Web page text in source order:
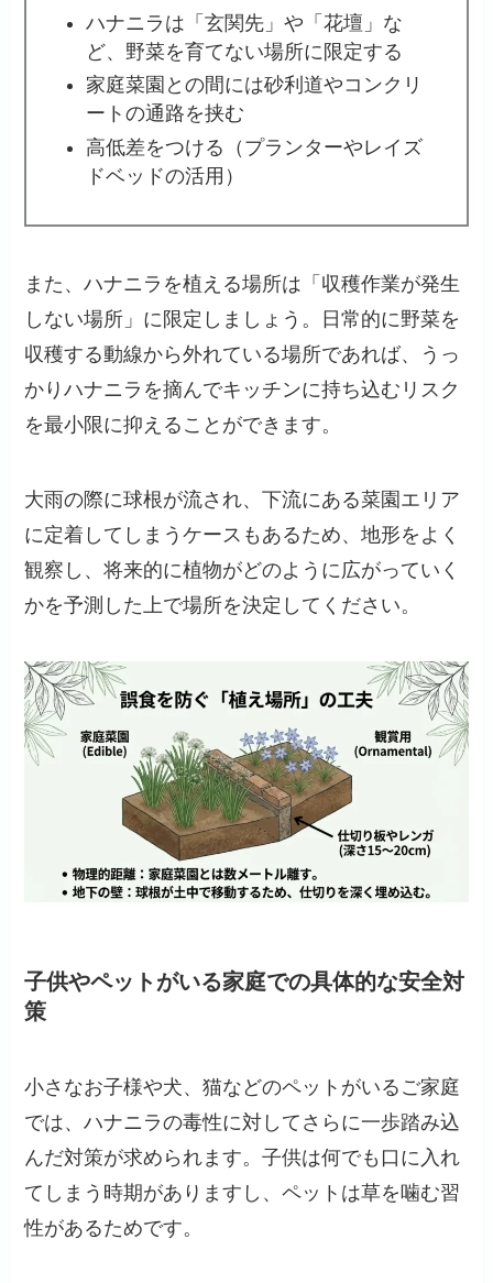
ハナニラは「玄関先」や「花壇」な
ど、野菜を育てない場所に限定する
家庭菜園との間には砂利道やコンクリ
ートの通路を挟む
高低差をつける（プランターやレイズ
ドベッドの活用）
また、ハナニラを植える場所は「収穫作業が発生
しない場所」に限定しましょう。日常的に野菜を
収穫する動線から外れている場所であれば、うっ
かりハナニラを摘んでキッチンに持ち込むリスク
を最小限に抑えることができます。
大雨の際に球根が流され、下流にある菜園エリア
に定着してしまうケースもあるため、地形をよく
観察し、将来的に植物がどのように広がっていく
かを予測した上で場所を決定してください。
子供やペットがいる家庭での具体的な安全対
策
小さなお子様や犬、猫などのペットがいるご家庭
では、ハナニラの毒性に対してさらに一歩踏み込
んだ対策が求められます。子供は何でも口に入れ
てしまう時期がありますし、ペットは草を噛む習
性があるためです。